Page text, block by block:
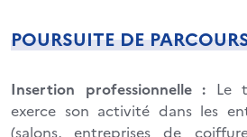
POURSUITE DE
Insertion professionnelle : Le
exerce son activité dans les
(salons, entreprises de